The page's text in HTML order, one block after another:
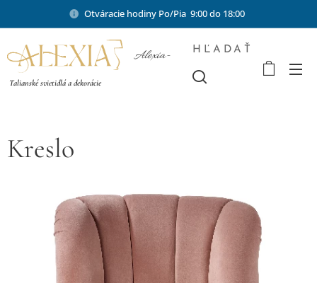
Otváracie hodiny Po/Pia 9:00 do 18:00
Alexia-
Talianské svietidlá a dekorácie
HĽADAŤ
Kreslo